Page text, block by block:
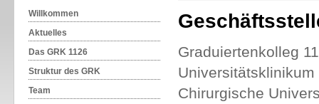
Willkommen
Aktuelles
Das GRK 1126
Struktur des GRK
Team
Graduiertenkolleg
Chirurgische